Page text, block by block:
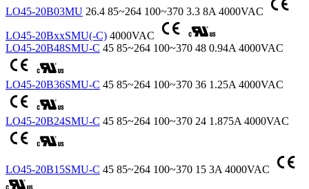
LO45-20B03MU 26.4 85~264 100~370 3.3 8A 4000VAC
LO45-20BxxSMU(-C) 4000VAC
LO45-20B48SMU-C 45 85~264 100~370 48 0.94A 4000VAC
LO45-20B36SMU-C 45 85~264 100~370 36 1.25A 4000VAC
LO45-20B24SMU-C 45 85~264 100~370 24 1.875A 4000VAC
LO45-20B15SMU-C 45 85~264 100~370 15 3A 4000VAC